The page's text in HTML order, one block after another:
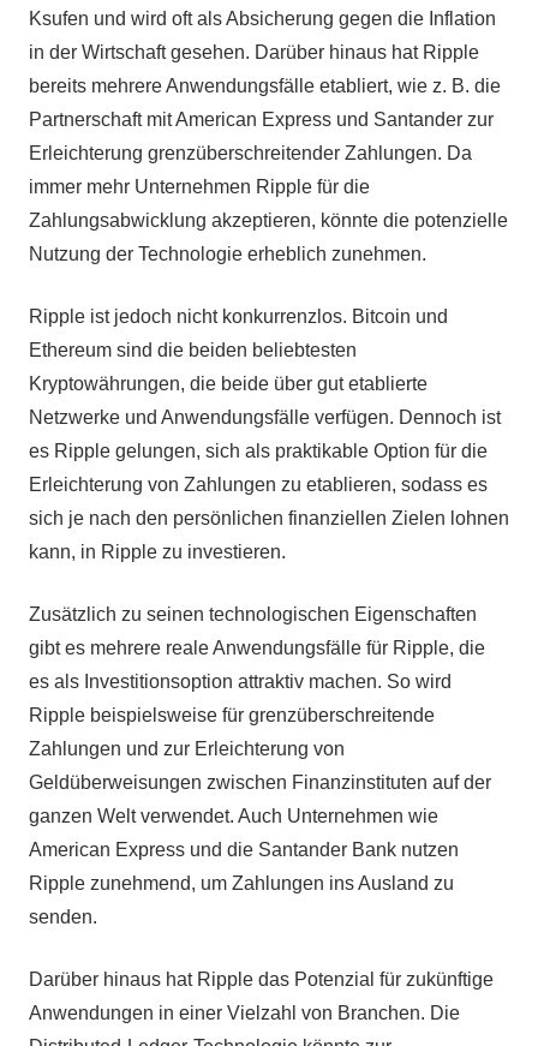
Ksufen und wird oft als Absicherung gegen die Inflation
in der Wirtschaft gesehen. Darüber hinaus hat Ripple
bereits mehrere Anwendungsfälle etabliert, wie z. B. die
Partnerschaft mit American Express und Santander zur
Erleichterung grenzüberschreitender Zahlungen. Da
immer mehr Unternehmen Ripple für die
Zahlungsabwicklung akzeptieren, könnte die potenzielle
Nutzung der Technologie erheblich zunehmen.
Ripple ist jedoch nicht konkurrenzlos. Bitcoin und
Ethereum sind die beiden beliebtesten
Kryptowährungen, die beide über gut etablierte
Netzwerke und Anwendungsfälle verfügen. Dennoch ist
es Ripple gelungen, sich als praktikable Option für die
Erleichterung von Zahlungen zu etablieren, sodass es
sich je nach den persönlichen finanziellen Zielen lohnen
kann, in Ripple zu investieren.
Zusätzlich zu seinen technologischen Eigenschaften
gibt es mehrere reale Anwendungsfälle für Ripple, die
es als Investitionsoption attraktiv machen. So wird
Ripple beispielsweise für grenzüberschreitende
Zahlungen und zur Erleichterung von
Geldüberweisungen zwischen Finanzinstituten auf der
ganzen Welt verwendet. Auch Unternehmen wie
American Express und die Santander Bank nutzen
Ripple zunehmend, um Zahlungen ins Ausland zu
senden.
Darüber hinaus hat Ripple das Potenzial für zukünftige
Anwendungen in einer Vielzahl von Branchen. Die